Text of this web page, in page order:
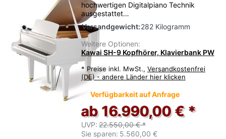
hochwertigen Digitalpiano Technik
ausgestattet…
Versandgewicht:282 Kilogramm
Weitere Optionen:
Kawai SH-9 Kopfhörer, Klavierbank PW
* Preise inkl. MwSt., Versandkostenfrei
(DE) - andere Länder hier klicken
Verfügbarkeit auf Anfrage
ab 16.990,00 € *
UVP: 22.550,00 € *
Sie sparen: 5.560,00 €